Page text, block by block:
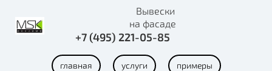
Вывески
на фасаде
+7 (495) 221-05-85
главная услуги примеры